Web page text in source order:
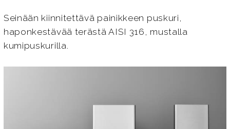
Seinään kiinnitettävä painikkeen puskuri,
haponkestävää terästä AISI 316, mustalla
kumipuskurilla.